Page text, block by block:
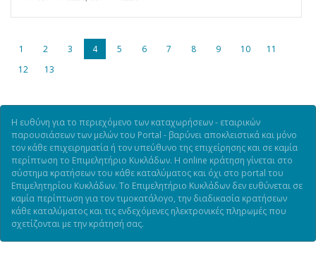
1 2 3 4 5 6 7 8 9 10
11
12
13
Η ευθύνη για το περιεχόμενο των καταχωρήσεων - εταιρικών
παρουσιάσεων των μελών του Portal - βαρύνει αποκλειστικά και μόνο
τον κάθε επιχειρηματία ή τον υπεύθυνο της επιχείρησης και σε καμία
περίπτωση το Επιμελητήριο Κυκλάδων. Η online κράτηση γίνεται στο
σύστημα κρατήσεων του κάθε καταλύματος και όχι στο portal του
Επιμελητηρίου Κυκλάδων. Το Επιμελητήριο Κυκλάδων δεν ευθύνεται σε
καμία περίπτωση για τον τιμοκατάλογο, την διαδικασία κρατήσεων
κάθε καταλύματος και τις ενδεχόμενες ηλεκτρονικές πληρωμές που
σχετίζονται με την κράτησή σας.